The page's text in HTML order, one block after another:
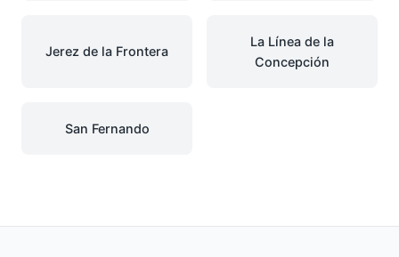
Jerez de la Frontera
La Línea de la
Concepción
San Fernando